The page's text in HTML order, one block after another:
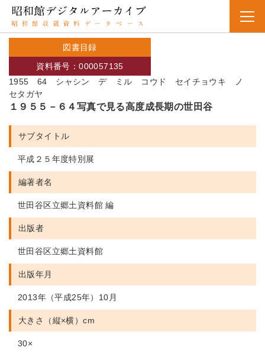
図書目録
1955 64 シャシン デ ミル コウド セイチョウキ ノ
セタガヤ
資料番号：000057135
１９５５－６４写真で見る高度成長期の世田谷
サブタイトル
平成２５年度特別展
編著者名
世田谷区立郷土資料館 編
出版者
世田谷区立郷土資料館
出版年月
2013年（平成25年）10月
大きさ（縦×横）cm
30×